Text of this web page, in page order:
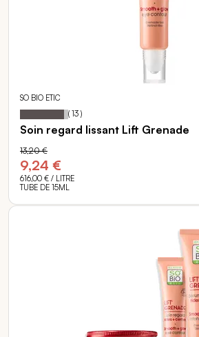
SO BIO ETIC
Notation: 91
% of
( 13 )
Soin regard lissant Lift Grenade
9,24 €
13,20 €
616,00 € / LITRE
TUBE DE 15ML